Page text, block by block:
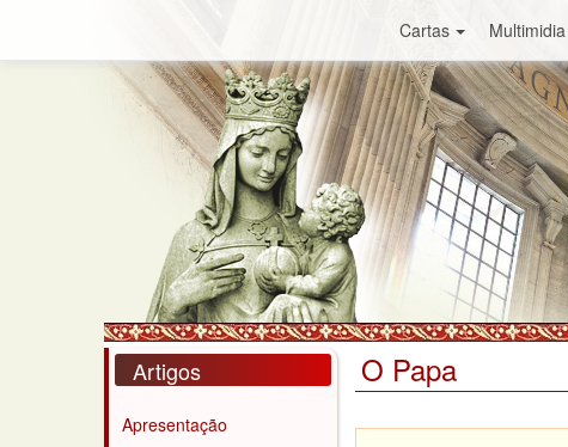
Cartas Multimidia
Artigos
Apresentação
O Papa